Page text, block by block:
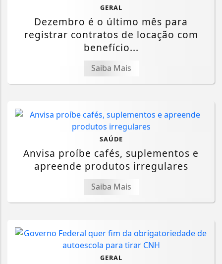
GERAL
Dezembro é o último mês para
registrar contratos de locação com
benefício...
Saiba Mais
SAÚDE
Anvisa proíbe cafés, suplementos e
apreende produtos irregulares
Saiba Mais
GERAL